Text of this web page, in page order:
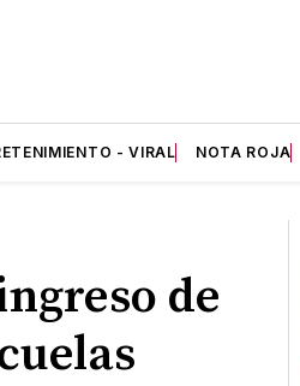
- VIRAL NOTA ROJA
de